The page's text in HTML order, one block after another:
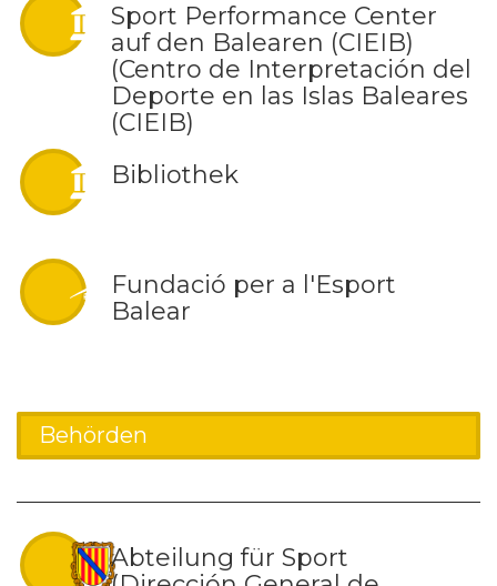
Sport Performance Center
auf den Balearen (CIEIB)
(Centro de Interpretación del
Deporte en las Islas Baleares
(CIEIB)
Bibliothek
Fundació per a l'Esport
Balear
Behörden
Abteilung für Sport